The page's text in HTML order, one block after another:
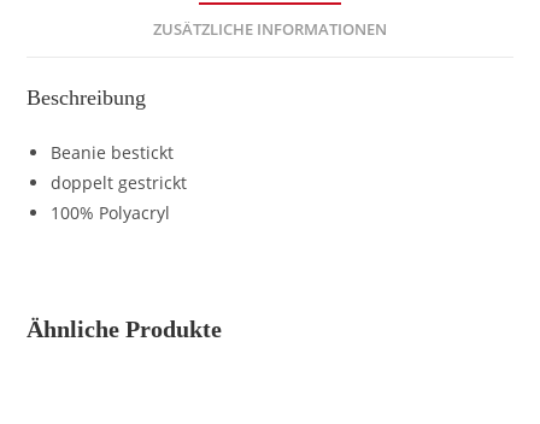
ZUSÄTZLICHE INFORMATIONEN
Beschreibung
Beanie bestickt
doppelt gestrickt
100% Polyacryl
Ähnliche Produkte